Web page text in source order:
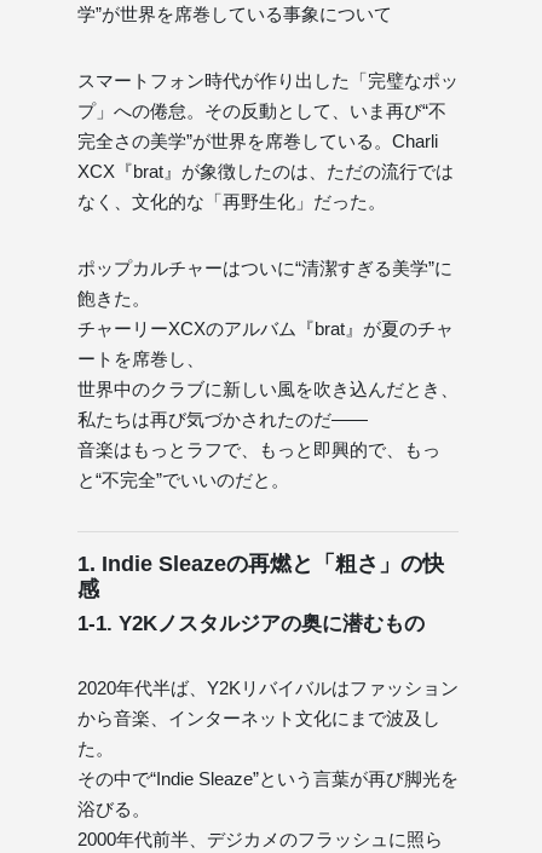
学”が世界を席巻している事象について
スマートフォン時代が作り出した「完璧なポッ
プ」への倦怠。その反動として、いま再び“不
完全さの美学”が世界を席巻している。Charli
XCX『brat』が象徴したのは、ただの流行では
なく、文化的な「再野生化」だった。
ポップカルチャーはついに“清潔すぎる美学”に
飽きた。
チャーリーXCXのアルバム『brat』が夏のチャ
ートを席巻し、
世界中のクラブに新しい風を吹き込んだとき、
私たちは再び気づかされたのだ——
音楽はもっとラフで、もっと即興的で、もっ
と“不完全”でいいのだと。
1. Indie Sleazeの再燃と「粗さ」の快
感
1-1. Y2Kノスタルジアの奥に潜むもの
2020年代半ば、Y2Kリバイバルはファッション
から音楽、インターネット文化にまで波及し
た。
その中で“Indie Sleaze”という言葉が再び脚光を
浴びる。
2000年代前半、デジカメのフラッシュに照ら